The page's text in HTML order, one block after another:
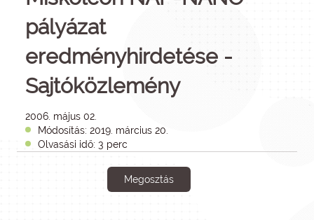
pályázat
eredményhirdetése -
Sajtóközlemény
2006. május 02.
Módosítás: 2019. március 20.
Olvasási idő: 3 perc
Megosztás